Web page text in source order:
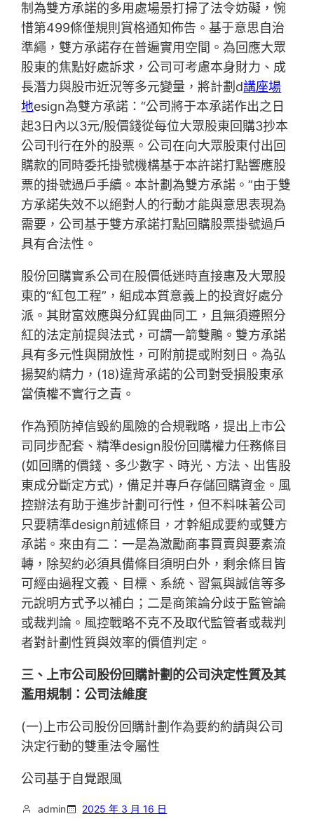
制為雙方承諾的多用處場景打掃了法令妨礙，惋
惜第499條僅規則賞格通知佈告。基于意思自治
準繩，雙方承諾存在普遍實用空間。為回應大眾
股東的焦點好處訴求，公司可考慮本身財力、成
長潛力與股市近況等多元變量，將計劃d講座場
地esign為雙方承諾：“公司將于本承諾作出之日
起3日內以3元/股價錢從每位大眾股東回購3抄本
公司刊行在外的股票。公司在向大眾股東付出回
購款的同時委托掛號機構基于本許諾打點響應股
票的掛號過戶手續。本計劃為雙方承諾。”由于雙
方承諾失效不以絕對人的行動才能與意思表現為
需要，公司基于雙方承諾打點回購股票掛號過戶
具有合法性。
股份回購實系公司在股價低迷時直接惠及大眾股
東的“紅包工程”，組成本質意義上的投資好處分
派。其財富效應與分紅異曲同工，且無須遵照分
紅的法定前提與法式，可謂一箭雙鵰。雙方承諾
具有多元性與開放性，可附前提或附刻日。為弘
揚契約精力，(18)違背承諾的公司對受損股東承
當債權不實行之責。
作為預防掉信毀約風險的合規戰略，提出上市公
司同步配套、精準design股份回購權力任務條目
(如回購的價錢、多少數字、時光、方法、出售股
東成分斷定方式)，備足并專戶存儲回購資金。風
控辦法有助于進步計劃可行性，但不料味著公司
只要精準design前述條目，才幹組成要約或雙方
承諾。來由有二：一是為激勵商事買賣與要素流
轉，除契約必須具備條目須明白外，剩余條目皆
可經由過程文義、目標、系統、習氣與誠信等多
元說明方式予以補白；二是商策論分歧于監管論
或裁判論。風控戰略不克不及取代監管者或裁判
者對計劃性質與效率的價值判定。
三、上市公司股份回購計劃的公司決定性質及其
濫用規制：公司法維度
(一)上市公司股份回購計劃作為要約約請與公司
決定行動的雙重法令屬性
公司基于自覺跟風
admin 2025 年 3 月 16 日